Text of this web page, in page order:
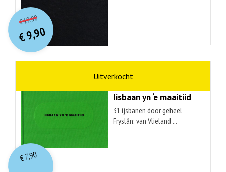
€19,90O
orspr
onkelijke
prijs
was:
€ 19,90.
€9,90
Huidige
prijs
is:
€ 9,90.
Iisbaan yn ‘e maaitiid
31 ijsbanen door geheel
Fryslân: van Vlieland ...
€7,90